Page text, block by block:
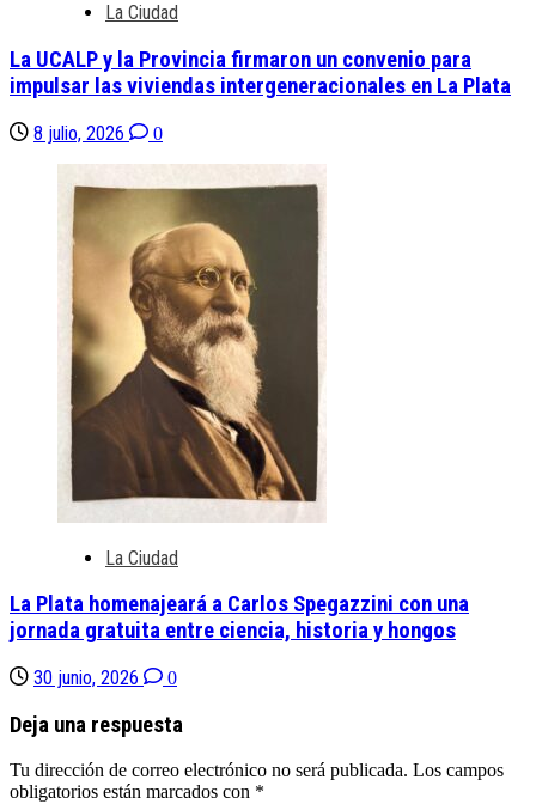
La Ciudad
La UCALP y la Provincia firmaron un convenio para
impulsar las viviendas intergeneracionales en La Plata
8 julio, 2026 0
La Ciudad
La Plata homenajeará a Carlos Spegazzini con una
jornada gratuita entre ciencia, historia y hongos
30 junio, 2026 0
Deja una respuesta
Tu dirección de correo electrónico no será publicada. Los campos
obligatorios están marcados con *